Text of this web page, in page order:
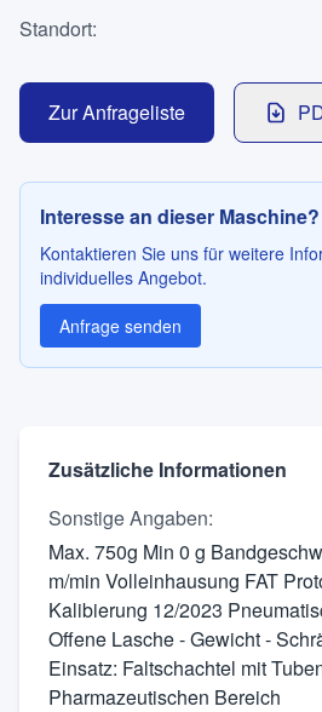
Standort:
Zur Anfrageliste
Interesse an dieser Maschine?
Kontaktieren Sie uns für weitere
individuelles Angebot.
Anfrage senden
Zusätzliche Informationen
Sonstige Angaben:
Max. 750g Min 0 g
m/min Volleinhausung FAT
Kalibierung 12/2023
Offene Lasche - Gewicht -
Einsatz: Faltschachtel mit
Pharmazeutischen Bereich